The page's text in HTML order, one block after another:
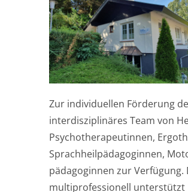
Zur individuellen Förderung
interdisziplinäres Team von
Psychotherapeutinnen,
Sprachheilpädagoginnen,
pädagoginnen zur
multiprofessionell unterstützt